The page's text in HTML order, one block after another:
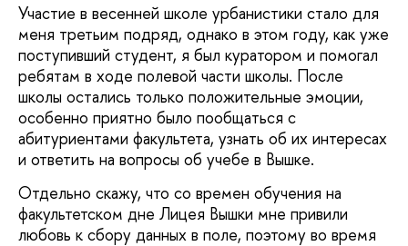
Участие в весенней школе урбанистики стало для
меня третьим подряд, однако в этом году, как уже
поступивший студент, я был куратором и помогал
ребятам в ходе полевой части школы. После
школы остались только положительные эмоции,
особенно приятно было пообщаться с
абитуриентами факультета, узнать об их интересах
и ответить на вопросы об учебе в Вышке.
Отдельно скажу, что со времен обучения на
факультетском дне Лицея Вышки мне привили
любовь к сбору данных в поле, поэтому во время